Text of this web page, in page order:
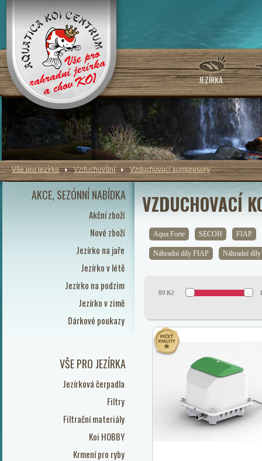
JEZÍRKA
AKCE, SEZÓNNÍ NABÍDKA
Akční zboží
Nové zboží
Jezírko na jaře
Jezírko v létě
Jezírko na podzim
Jezírko v zimě
Dárkové poukazy
VŠE PRO JEZÍRKA
Jezírková čerpadla
Filtry
Filtrační materiály
Koi HOBBY
Krmení pro ryby
VZDUCHOVACÍ
Vše pro jezírka Vzduchování Vzduchovací kompresory
Aqua Forte SECOH FIAP
Náhradní díly FIAP Náhradní
89 Kč